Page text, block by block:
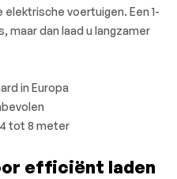
voertuigen. Een 1-
maar dan laad u langzamer
in Europa
tot 8 meter
efficiënt laden